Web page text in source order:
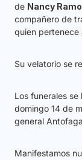
de Nancy
compañero de
quien pertenece
Su velatorio se
Los funerales
domingo 14 de
general
Manifestamos